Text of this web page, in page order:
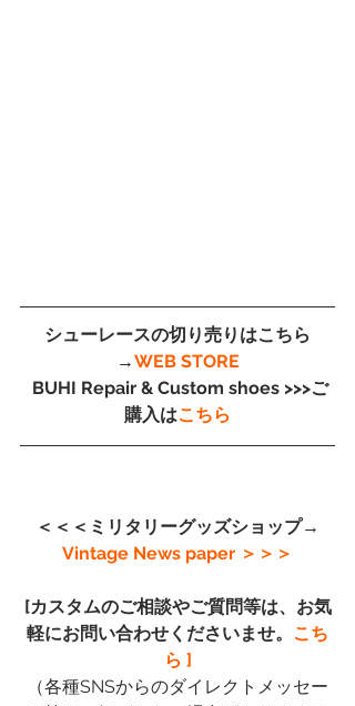
シューレースの切り売りはこちら
→WEB STORE
購入はこちら
＜＜＜ミリタリーグッズショップ→
Vintage News paper ＞＞＞
[カスタムのご相談やご質問等は、お気
軽にお問い合わせくださいませ。 こち
ら ]
（各種SNSからのダイレクトメッセー